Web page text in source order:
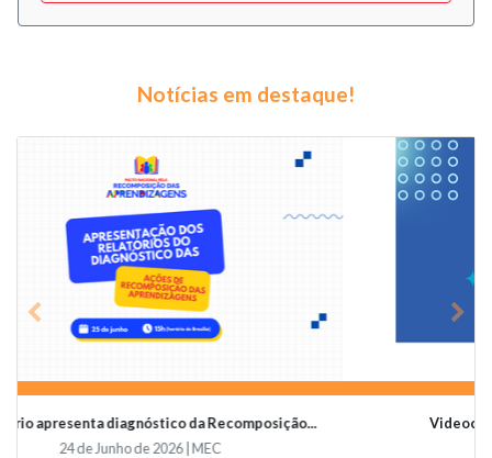
Notícias em destaque!
Videoconferência vai abordar o papel da educaçã...
19 de Junho de 2026 | Undime
Previous